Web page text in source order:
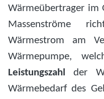
Wärmeübertrager im
Massenströme
Wärmestrom am
Wärmepumpe,
Leistungszahl
der
Wärmebedarf des